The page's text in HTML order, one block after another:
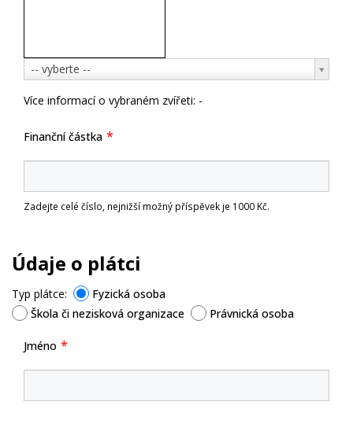
-- vyberte --
Adoptovat
zvíře
Více informací o vybraném zvířeti: -
Finanční částka
Zadejte celé číslo, nejnižší možný příspěvek je 1000 Kč.
Údaje o plátci
Typ plátce:
Fyzická osoba
Škola či nezisková organizace
Právnická osoba
Jméno